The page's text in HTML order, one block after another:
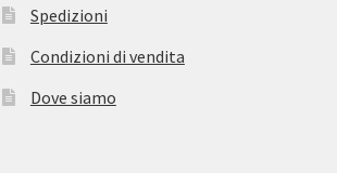
Spedizioni
Condizioni di vendita
Dove siamo